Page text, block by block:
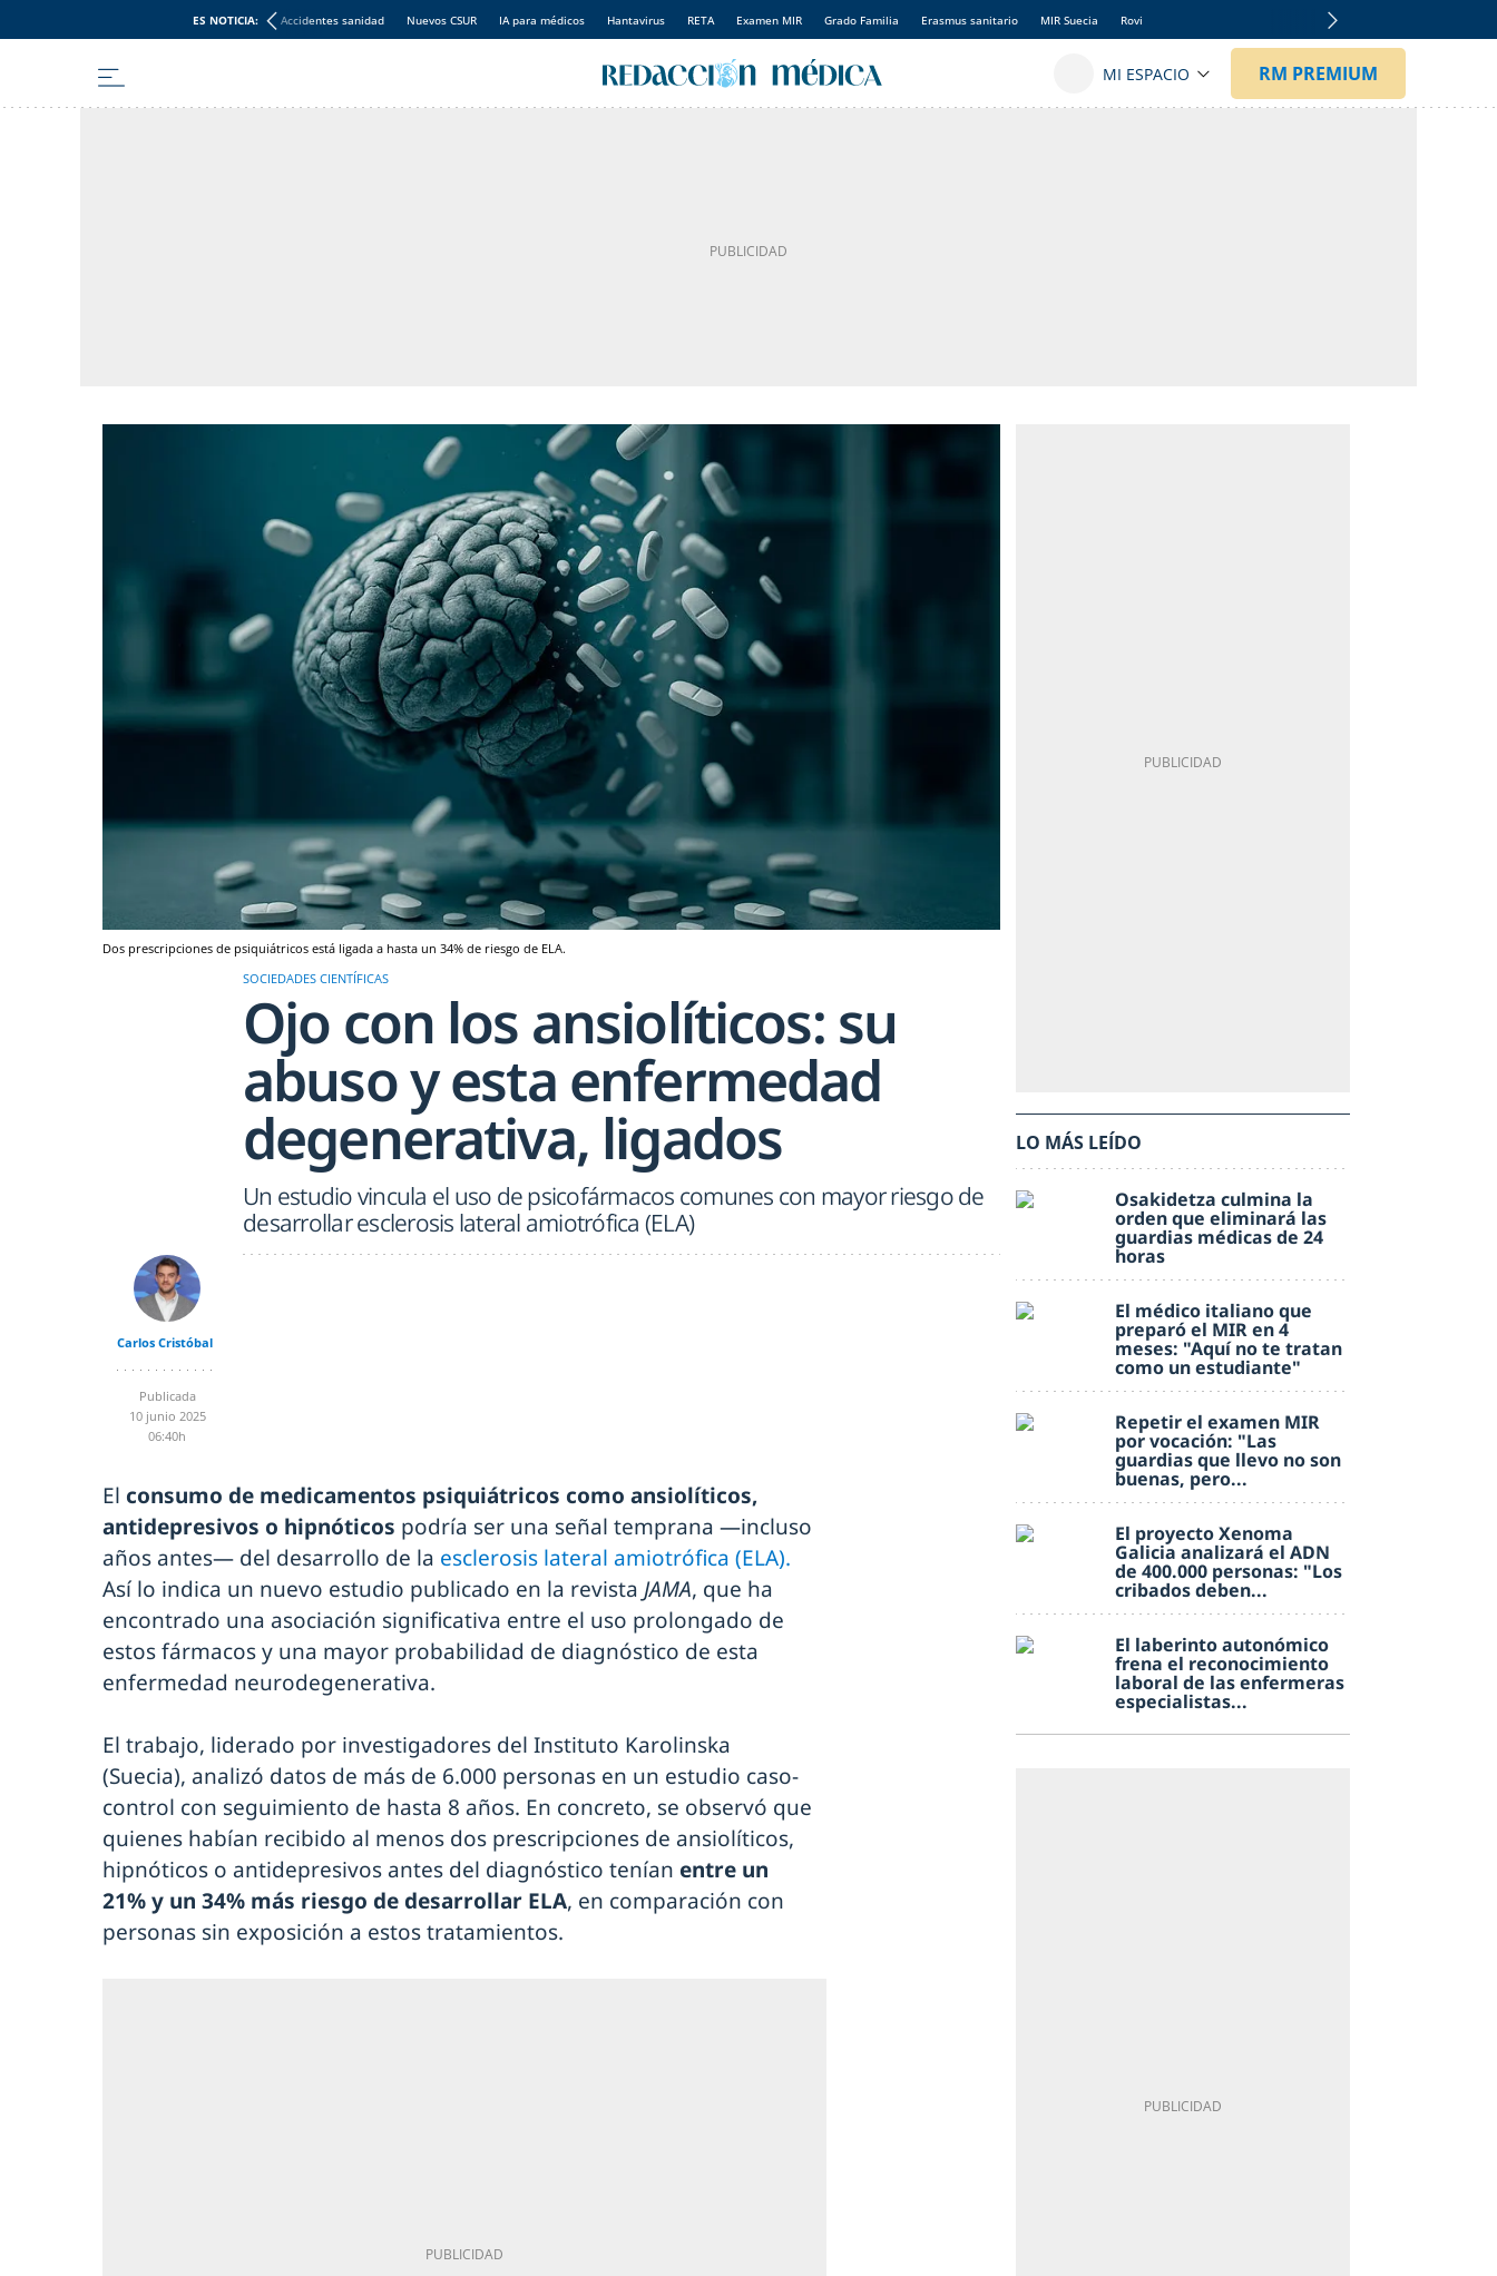
ES NOTICIA: Accidentes sanidad Nuevos CSUR IA para médicos Hantavirus RETA Examen MIR Grado Familia Erasmus sanitario MIR Suecia Rovi
Dos prescripciones de psiquiátricos está ligada a hasta un 34% de riesgo de ELA.
SOCIEDADES CIENTÍFICAS
Ojo con los ansiolíticos: su
abuso y esta enfermedad
degenerativa, ligados
Un estudio vincula el uso de psicofármacos comunes con mayor riesgo de
desarrollar esclerosis lateral amiotrófica (ELA)
Carlos Cristóbal
Publicada
10 junio 2025
06:40h
El consumo de medicamentos psiquiátricos como ansiolíticos,
antidepresivos o hipnóticos podría ser una señal temprana —incluso
años antes— del desarrollo de la esclerosis lateral amiotrófica (ELA).
Así lo indica un nuevo estudio publicado en la revista JAMA, que ha
encontrado una asociación significativa entre el uso prolongado de
estos fármacos y una mayor probabilidad de diagnóstico de esta
enfermedad neurodegenerativa.
El trabajo, liderado por investigadores del Instituto Karolinska
(Suecia), analizó datos de más de 6.000 personas en un estudio caso-
control con seguimiento de hasta 8 años. En concreto, se observó que
quienes habían recibido al menos dos prescripciones de ansiolíticos,
hipnóticos o antidepresivos antes del diagnóstico tenían entre un
21% y un 34% más riesgo de desarrollar ELA, en comparación con
personas sin exposición a estos tratamientos.
LO MÁS LEÍDO
Osakidetza culmina la
orden que eliminará las
guardias médicas de 24
horas
El médico italiano que
preparó el MIR en 4
meses: "Aquí no te tratan
como un estudiante"
Repetir el examen MIR
por vocación: "Las
guardias que llevo no son
buenas, pero...
El proyecto Xenoma
Galicia analizará el ADN
de 400.000 personas: "Los
cribados deben...
El laberinto autonómico
frena el reconocimiento
laboral de las enfermeras
especialistas...